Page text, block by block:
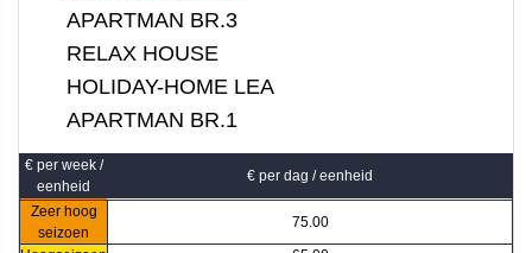
APARTMAN BR.3
RELAX HOUSE
HOLIDAY-HOME LEA
APARTMAN BR.1
€ per week /
eenheid
€ per dag / eenheid
Zeer hoog
seizoen
75.00